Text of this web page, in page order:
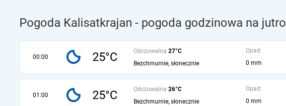
Pogoda Kalisatkrajan - pogoda godzinowa na jutro
00:00 25°C Odczuwalna 27°C
Bezchmurnie, słonecznie
Opad:
0 mm
01:00 25°C Odczuwalna 26°C
Bezchmurnie, słonecznie
Opad:
0 mm